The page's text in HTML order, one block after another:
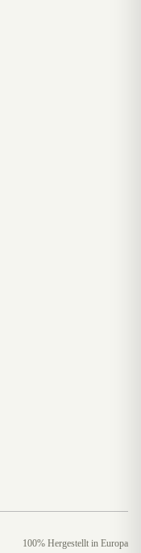
100% Hergestellt in Europa